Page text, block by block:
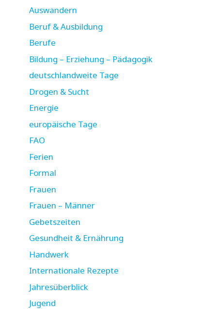
Auswandern
Beruf & Ausbildung
Berufe
Bildung – Erziehung – Pädagogik
deutschlandweite Tage
Drogen & Sucht
Energie
europäische Tage
FAO
Ferien
Formal
Frauen
Frauen – Männer
Gebetszeiten
Gesundheit & Ernährung
Handwerk
Internationale Rezepte
Jahresüberblick
Jugend